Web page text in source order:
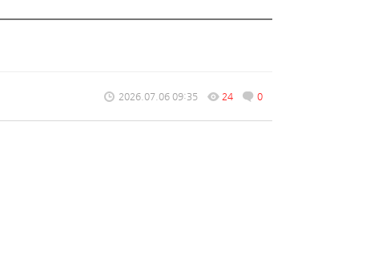
2026.07.06 09:35 24 0